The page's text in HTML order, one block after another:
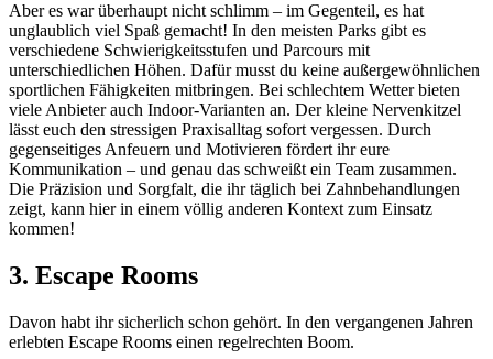
Aber es war überhaupt nicht schlimm – im Gegenteil, es hat
unglaublich viel Spaß gemacht! In den meisten Parks gibt es
verschiedene Schwierigkeitsstufen und Parcours mit
unterschiedlichen Höhen. Dafür musst du keine außergewöhnlichen
sportlichen Fähigkeiten mitbringen. Bei schlechtem Wetter bieten
viele Anbieter auch Indoor-Varianten an. Der kleine Nervenkitzel
lässt euch den stressigen Praxisalltag sofort vergessen. Durch
gegenseitiges Anfeuern und Motivieren fördert ihr eure
Kommunikation – und genau das schweißt ein Team zusammen.
Die Präzision und Sorgfalt, die ihr täglich bei Zahnbehandlungen
zeigt, kann hier in einem völlig anderen Kontext zum Einsatz
kommen!
3. Escape Rooms
Davon habt ihr sicherlich schon gehört. In den vergangenen Jahren
erlebten Escape Rooms einen regelrechten Boom.